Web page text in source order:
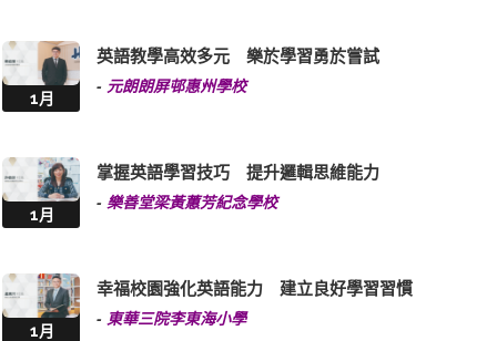
1月
英語教學高效多元 樂於學習勇於嘗試
- 元朗朗屏邨惠州學校
1月
掌握英語學習技巧 提升邏輯思維能力
- 樂善堂梁黃蕙芳紀念學校
1月
幸福校園強化英語能力 建立良好學習習慣
- 東華三院李東海小學